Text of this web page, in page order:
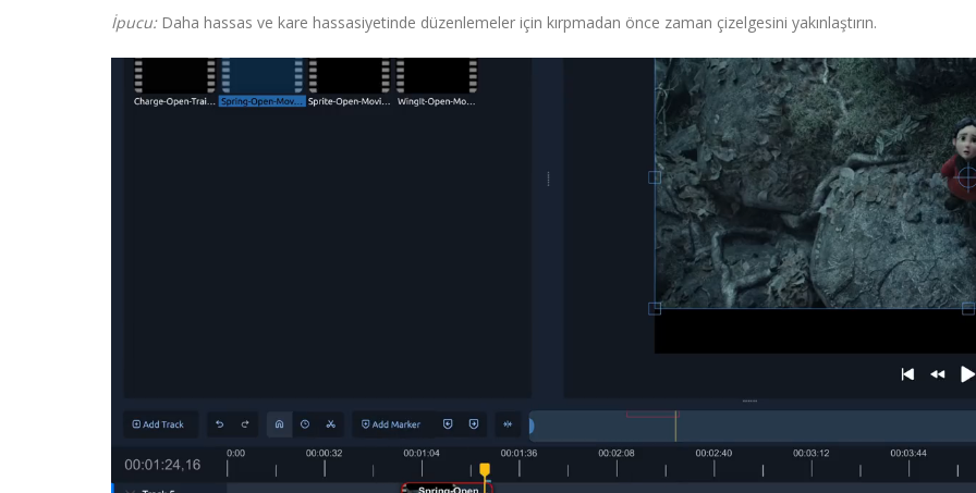
İpucu:Daha hassas ve kare hassasiyetinde düzenlemeler için kırpmadan önce zaman çizelgesini yakınlaştırın.